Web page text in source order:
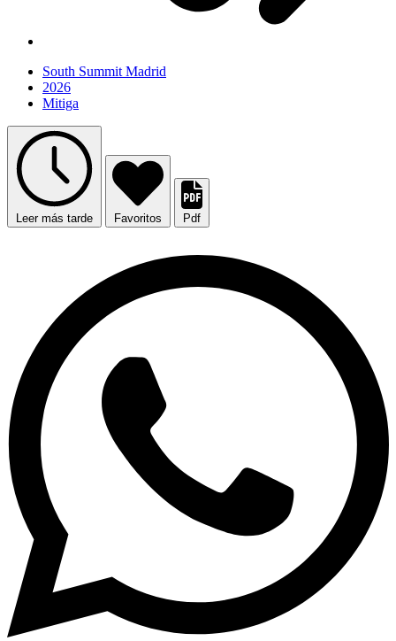
South Summit Madrid
2026
Mitiga
Leer más tarde Favoritos Pdf